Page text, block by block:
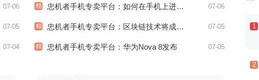
精 忠机者手机专卖平台：如何在手机上进行旅游规划？ 07-06
07-06
精 忠机者手机专卖平台：区块链技术将成为手机行业的新的趋势 07-05
07-05
精 忠机者手机专卖平台：华为Nova 8发布 07-05
07-04
1
2